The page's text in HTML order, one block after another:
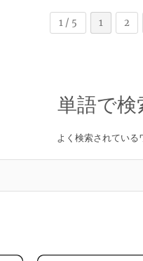
1 / 5 1 2
単語で検
よく検索されている